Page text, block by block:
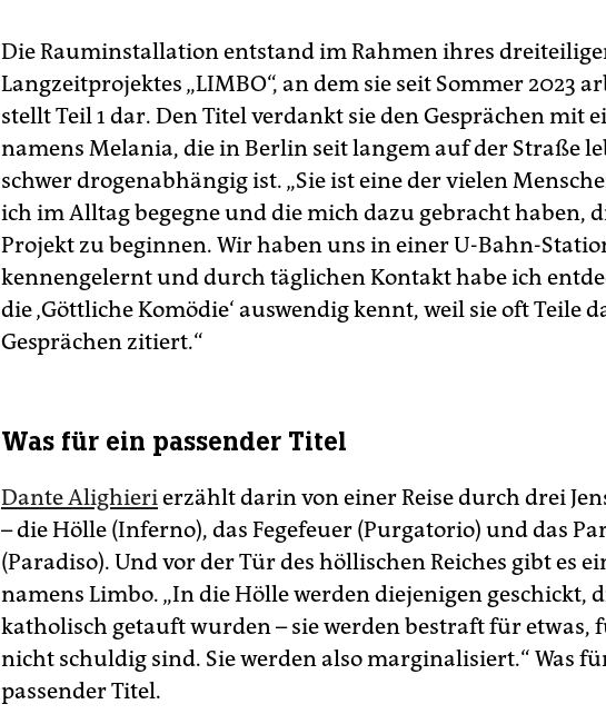
Die Rauminstallation entstand im Rahmen ihres
Langzeitprojektes „LIMBO“, an dem sie seit Sommer 2023
stellt Teil 1 dar. Den Titel verdankt sie den Gesprächen mit
namens Melania, die in Berlin seit langem auf der Straße
schwer drogenabhängig ist. „Sie ist eine der vielen
ich im Alltag begegne und die mich dazu gebracht haben,
Projekt zu beginnen. Wir haben uns in einer U-Bahn-
kennengelernt und durch täglichen Kontakt habe ich
die ‚Göttliche Komödie‘ auswendig kennt, weil sie oft Teile
Gesprächen zitiert.“
Was für ein passender Titel
Dante Alighierierzählt darin von einer Reise durch drei
– die Hölle (Inferno), das Fegefeuer (Purgatorio) und das
(Paradiso). Und vor der Tür des höllischen Reiches gibt es
namens Limbo. „In die Hölle werden diejenigen geschickt,
katholisch getauft wurden – sie werden bestraft für etwas,
nicht schuldig sind. Sie werden also marginalisiert.“ Was
passender Titel.